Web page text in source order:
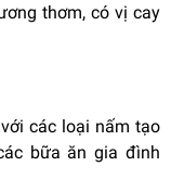
thơm, có vị cay
các loại nấm tạo
bữa ăn gia đình